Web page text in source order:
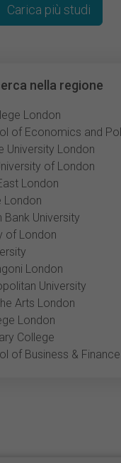
nella regione
London
University London
of London
London
London
Bank University
of London
London
University
Arts London
London
College
of Business & Finance
Carica più studi